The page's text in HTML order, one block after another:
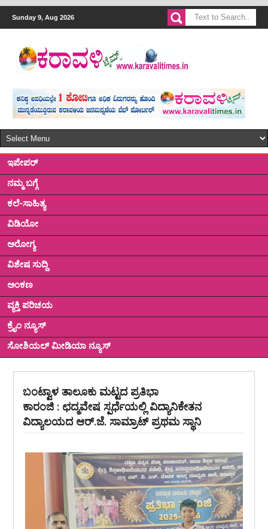
Sunday 9, Aug 2026
ಇಪೇಪರ್
ನಮ್ಮ ಬಗ್ಗೆ
ಕಲೆ-ಸಾಹಿತ್ಯ
ವಿಡಿಯೋ
ಅರೋಗ್ಯ
ವಿಶೇಷ ಸುದ್ದಿ
ಅಂಕಣ
ವ್ಯಕ್ತಿ ಪರಿಚಯ
ಕ್ರೈಂ ನ್ಯೂಸ್
ಸೋಶಿಯಲ್ ಮೀಡಿಯಾ ನ್ಯೂಸ್
ಬಂಟ್ವಾಳ ತಾಲೂಕು ಮಟ್ಟದ ಪ್ರತಿಭಾ
ಕಾರಂಜಿ : ಛದ್ಮವೇಷ ಸ್ಪರ್ಧೆಯಲ್ಲಿ ವಿದ್ಯಾನಿಕೇತನ
ವಿದ್ಯಾಲಯದ ಆರ್.ಜೆ. ಸಾಮ್ರಾಟ್ ಪ್ರಥಮ ಸ್ಥಾನಿ